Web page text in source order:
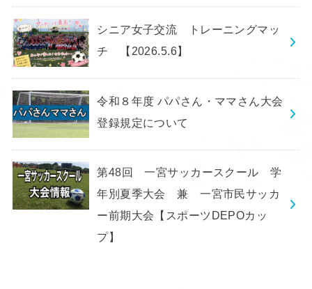
シニア女子交流 トレーニングマッ
チ 【2026.5.6】
令和８年度 パパさん・ママさん大会
登録規定について
第48回 一宮サッカースクール 学
年別夏季大会 兼 一宮市民サッカ
ー前期大会【スポーツDEPOカッ
プ】